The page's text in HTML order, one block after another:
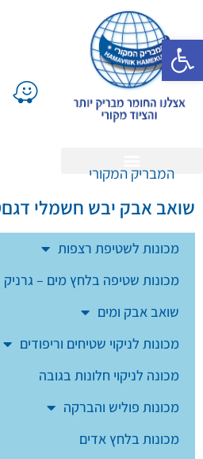
פתח סרגל נגישות
המבריק המקורי
שואב אבק יבש חשמלי דגםI-VAC 9
מכונות לשטיפת רצפות
מכונות שטיפה בלחץ מים – גרניק
שואב אבק ומים
מכונות לניקוי שטיחים וריפודים
מכונה לניקוי חלונות בגובה
מכונות פוליש והברקה
מכונות בלחץ אדים